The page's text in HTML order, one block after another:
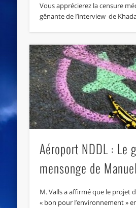
Vous apprécierez la censure
gênante de l’interview de
Aéroport NDDL : Le
mensonge de
M. Valls a affirmé que le projet
« bon pour l’environnement »